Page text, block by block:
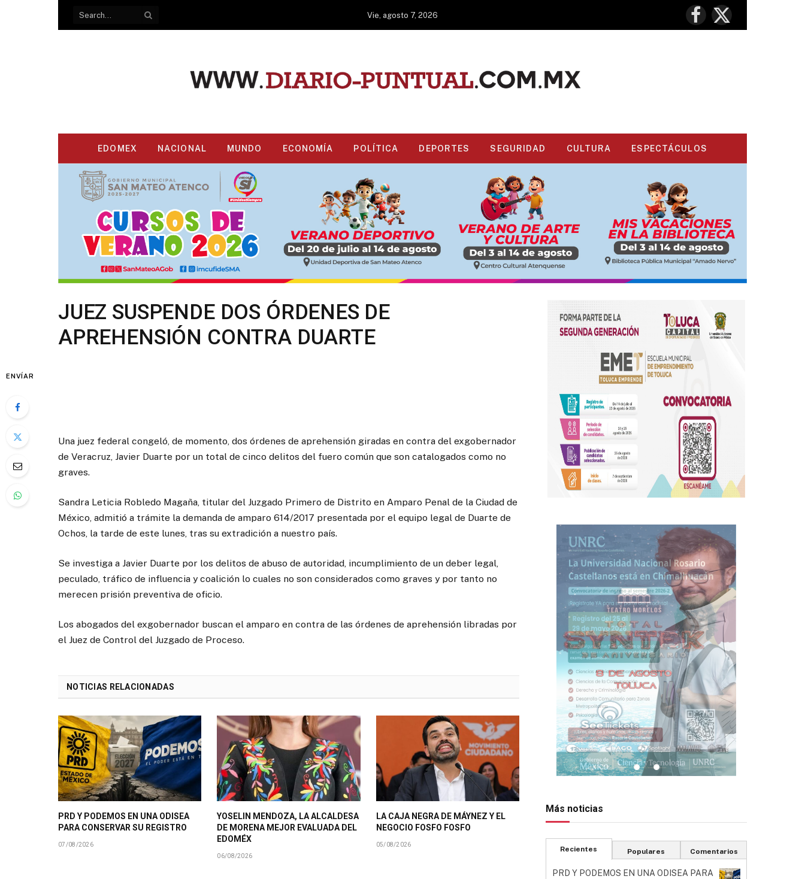
Vie, agosto 7, 2026
Facebook
X
(Twitter)
EDOMEX NACIONAL MUNDO ECONOMÍA POLÍTICA DEPORTES SEGURIDAD CULTURA ESPECTÁCULOS
JUEZ SUSPENDE DOS ÓRDENES DE
APREHENSIÓN CONTRA DUARTE
ENVÍAR
Una juez federal congeló, de momento, dos órdenes de aprehensión giradas en contra del exgobernador
de Veracruz, Javier Duarte por un total de cinco delitos del fuero común que son catalogados como no
graves.
Sandra Leticia Robledo Magaña, titular del Juzgado Primero de Distrito en Amparo Penal de la Ciudad de
México, admitió a trámite la demanda de amparo 614/2017 presentada por el equipo legal de Duarte de
Ochos, la tarde de este lunes, tras su extradición a nuestro país.
Se investiga a Javier Duarte por los delitos de abuso de autoridad, incumplimiento de un deber legal,
peculado, tráfico de influencia y coalición lo cuales no son considerados como graves y por tanto no
merecen prisión preventiva de oficio.
Los abogados del exgobernador buscan el amparo en contra de las órdenes de aprehensión libradas por
el Juez de Control del Juzgado de Proceso.
NOTICIAS RELACIONADAS
PRD Y PODEMOS EN UNA ODISEA
PARA CONSERVAR SU REGISTRO
07/08/2026
YOSELIN MENDOZA, LA ALCALDESA
DE MORENA MEJOR EVALUADA DEL
EDOMÉX
06/08/2026
LA CAJA NEGRA DE MÁYNEZ Y EL
NEGOCIO FOSFO FOSFO
05/08/2026
Más noticias
Recientes Populares Comentarios
PRD Y PODEMOS EN UNA ODISEA PARA